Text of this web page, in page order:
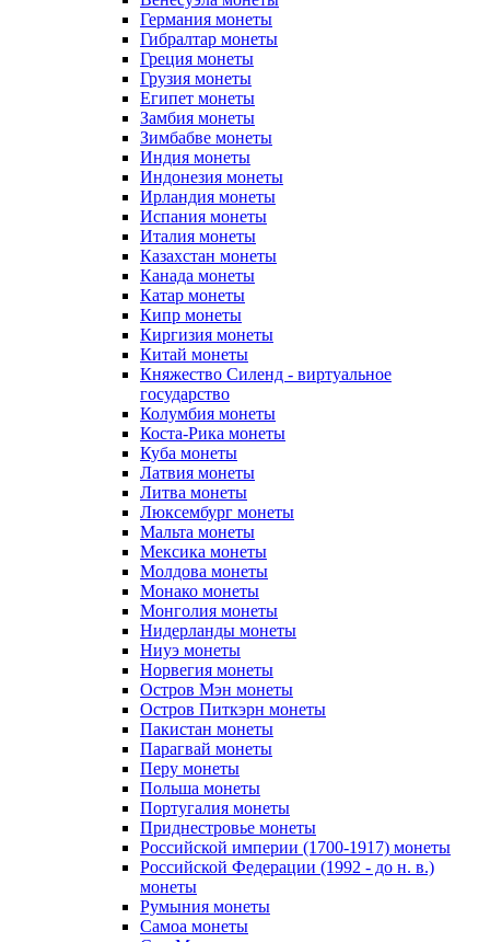
Германия монеты
Гибралтар монеты
Греция монеты
Грузия монеты
Египет монеты
Замбия монеты
Зимбабве монеты
Индия монеты
Индонезия монеты
Ирландия монеты
Испания монеты
Италия монеты
Казахстан монеты
Канада монеты
Катар монеты
Кипр монеты
Киргизия монеты
Китай монеты
Княжество Силенд - виртуальное
государство
Колумбия монеты
Коста-Рика монеты
Куба монеты
Латвия монеты
Литва монеты
Люксембург монеты
Мальта монеты
Мексика монеты
Молдова монеты
Монако монеты
Монголия монеты
Нидерланды монеты
Ниуэ монеты
Норвегия монеты
Остров Мэн монеты
Остров Питкэрн монеты
Пакистан монеты
Парагвай монеты
Перу монеты
Польша монеты
Португалия монеты
Приднестровье монеты
Российской империи (1700-1917) монеты
Российской Федерации (1992 - до н. в.)
монеты
Румыния монеты
Самоа монеты